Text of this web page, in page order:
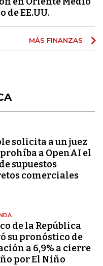
de EE.UU.
MÁS FINANZAS
solicita a un juez
a OpenAI el
supuestos
comerciales
de la República
su pronóstico de
a 6,9% a cierre
por El Niño